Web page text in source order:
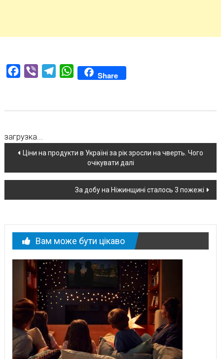
Facebook
Viber TelegramWhatsAppShare
загрузка...
Навігація
по
Ціни на продукти в Україні за рік зросли на чверть. Чого
очікувати далі
За добу на Ніжинщині сталось 3 пожежі
Вам може бути цікаво